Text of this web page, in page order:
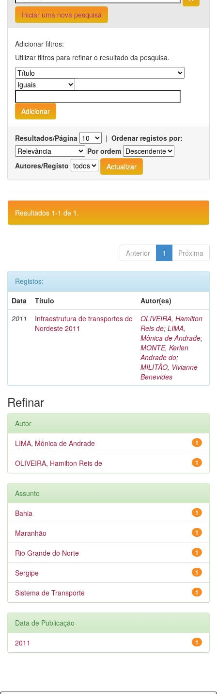
Iniciar uma nova pesquisa
Adicionar filtros:
Utilizar filtros para refinar o resultado da pesquisa.
Resultados/Página | Ordenar registos por:
Por ordem
Autores/Registo
Resultados 1-1 de 1.
Anterior 1 Próxima
Registos:
Data
Título
Autor(es)
2011
Infraestrutura de transportes do
Nordeste 2011
OLIVEIRA, Hamilton
Reis de; LIMA,
Mônica de Andrade;
MONTE, Kerlen
Andrade do;
MILITÃO, Vivianne
Benevides
Refinar
Autor
1
LIMA, Mônica de Andrade
1
OLIVEIRA, Hamilton Reis de
Assunto
1
Bahia
1
Maranhão
1
Rio Grande do Norte
1
Sergipe
1
Sistema de Transporte
Data de Publicação
1
2011